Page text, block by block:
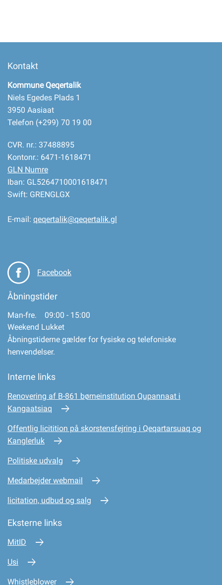
Kontakt
Kommune Qeqertalik
Niels Egedes Plads 1
3950 Aasiaat
Telefon (+299) 70 19 00
CVR. nr.: 37488895
Kontonr.: 6471-1618471
GLN Numre
Iban: GL5264710001618471
Swift: GRENGLGX
E-mail: qeqertalik@qeqertalik.gl
Facebook
Åbningstider
Man-fre. 09:00 - 15:00
Weekend Lukket
Åbningstiderne gælder for fysiske og telefoniske
henvendelser.
Interne links
Renovering af B-861 børneinstitution Qupannaat i
Kangaatsiaq
Offentlig licitition på skorstensfejring i Qeqartarsuaq og
Kanglerluk
Politiske udvalg
Medarbejder webmail
licitation, udbud og salg
Eksterne links
MitID
Usi
Whistleblower